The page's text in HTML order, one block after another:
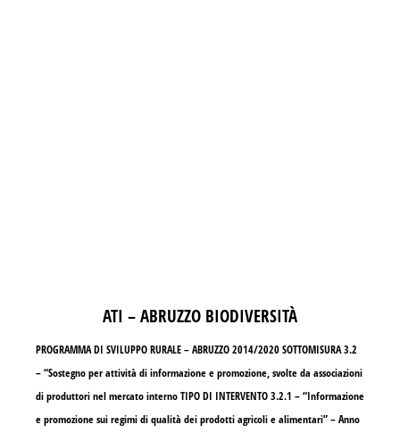
ATI – ABRUZZO BIODIVERSITÀ
PROGRAMMA DI SVILUPPO RURALE – ABRUZZO 2014/2020 SOTTOMISURA 3.2
– “Sostegno per attività di informazione e promozione, svolte da associazioni
di produttori nel mercato interno TIPO DI INTERVENTO 3.2.1 – “Informazione
e promozione sui regimi di qualità dei prodotti agricoli e alimentari” – Anno